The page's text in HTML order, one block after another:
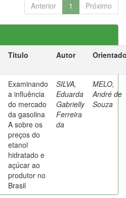
Anterior 1 Próximo
Título Autor
Examinando
a influência
do mercado
da gasolina
A sobre os
preços do
etanol
hidratado e
açúcar ao
produtor no
Brasil
SILVA,
Eduarda
Gabrielly
Ferreira
da
MELO,
André de
Souza